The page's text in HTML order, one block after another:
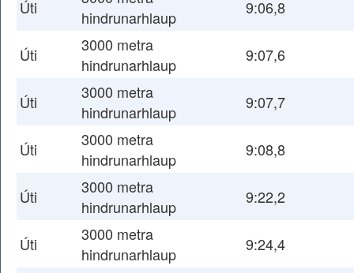
Úti
hindrunarhlaup
9:06,8
Úti
3000 metra
hindrunarhlaup
9:07,6
Úti
3000 metra
hindrunarhlaup
9:07,7
Úti
3000 metra
hindrunarhlaup
9:08,8
Úti
3000 metra
hindrunarhlaup
9:22,2
Úti
3000 metra
hindrunarhlaup
9:24,4